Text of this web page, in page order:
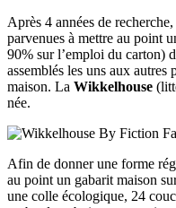
Après 4 années de
parvenues à mettre au point
90% sur l’emploi du carton)
assemblés les uns aux
maison. La Wikkelhouse
née.
Afin de donner une forme
au point un gabarit maison
une colle écologique, 24